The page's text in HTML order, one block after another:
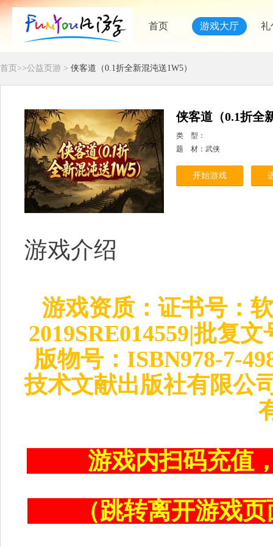
首页 游戏大厅 礼
首页 >>公益页游 > 侠客道（0.1折全新混沌送1W5）
侠客道（0.1折全
类 型：
题 材：武侠
开始游戏
游戏介绍
游戏资质：证书号：
2019SRE014559|批复
版物号：ISBN978-7-
技术文献出版社有限公
游戏内扫码充值
（跳转离开游戏